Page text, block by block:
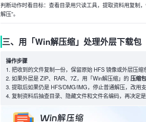
判断动作时看目标：查看目录用只读工具，提取资料用复制
解压”。
三、用「Win解压缩」处理外层下载包
操作步骤
把收到的文件复制一份，保留原始 HFS 镜像或外层压缩
如果外层是 ZIP、RAR、7Z，用「Win解压缩」的压缩
提取后如果仍是 HFS/DMG/IMG，停止普通解压，改用
复制资料后抽查目录、隐藏文件和文件名编码，再决定是